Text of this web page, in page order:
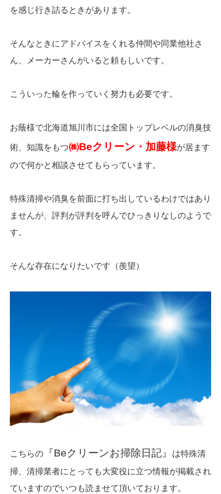
を感じ行き詰るときがあります。
そんなときにアドバイスをくれる仲間や同業他社さ
ん、メーカーさんがいると頼もしいです。
こういった輪を作っていく努力も必要です。
お蔭様で北海道旭川市には全国トップレベルの消臭技
術、知識をもつ㈱Beクリーン・加藤様が居ます
ので何かと相談させてもらっています。
特殊清掃や消臭を前面に打ち出しているわけではあり
ませんが、評判が評判を呼んでひっきりなしのようで
す。
そんな存在になりたいです（羨望）
こちらの 『Beクリーンお掃除日記』
は特殊清
掃、清掃業者にとっても大変役に立つ情報が掲載され
ていますのでいつも読ませて頂いております。